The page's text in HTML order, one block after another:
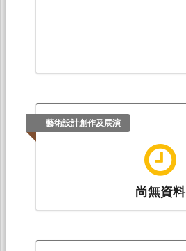
藝術設計創作及展演
尚無資料